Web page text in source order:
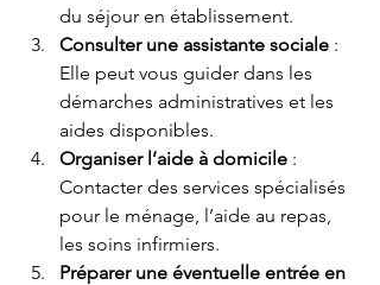
du séjour en établissement.
Consulter une assistante sociale :
Elle peut vous guider dans les
démarches administratives et les
aides disponibles.
Organiser l’aide à domicile :
Contacter des services spécialisés
pour le ménage, l’aide au repas,
les soins infirmiers.
Préparer une éventuelle entrée en